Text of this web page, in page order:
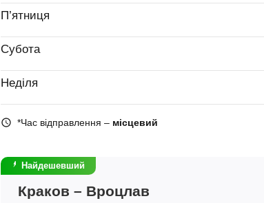
П’ятниця
Субота
Неділя
*Час відправлення – місцевий
Найдешевший
Краков – Вроцлав